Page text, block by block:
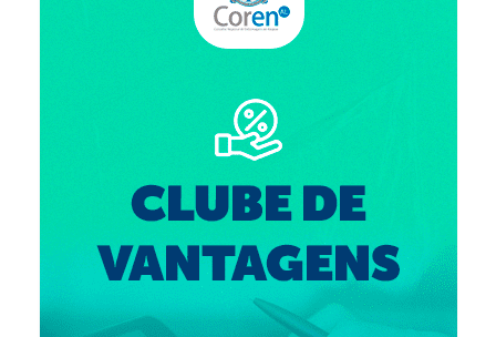
Eleições Anteriores
Fiscalização
Responsabilidade Técnica